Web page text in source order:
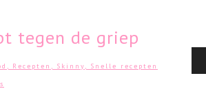
tegen de griep
, Recepten , Skinny, Snelle recepten